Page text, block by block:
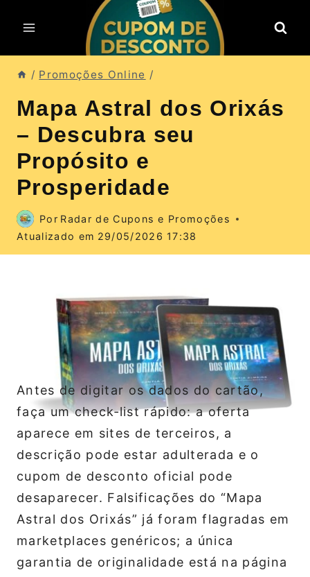
para
o
Conteúdo
/ Promoções Online /
Mapa Astral dos Orixás
– Descubra seu
Propósito e
Prosperidade
Por Radar de Cupons e Promoções
Atualizado em 29/05/2026 17:38
Antes de digitar os dados do cartão,
faça um check‑list rápido: a oferta
aparece em sites de terceiros, a
descrição pode estar adulterada e o
cupom de desconto oficial pode
desaparecer. Falsificações do “Mapa
Astral dos Orixás” já foram flagradas em
marketplaces genéricos; a única
garantia de originalidade está na página